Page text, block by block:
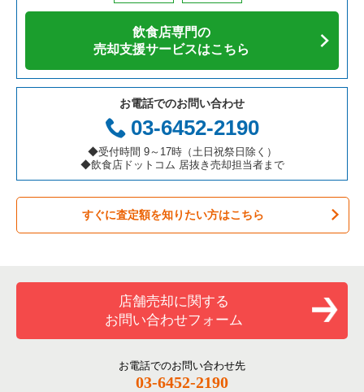
カフェの居抜き売却物件の案件一覧
テイクアウトの居抜き売却物件の案件一覧
お弁当・惣菜・デリの居抜き売却物件の案件一覧
カラオケ・パブ・スナックの居抜き売却物件の案件一覧
バーの居抜き売却物件の案件一覧
居酒屋・ダイニングバーの居抜き売却物件の案件一覧
洋食の居抜き売却物件の案件一覧
その他の居抜き売却物件の案件一覧
愛知県の飲食店の居抜き売却物件の案件一覧
岐阜県の飲食店の居抜き売却物件の案件一覧
三重県の飲食店の居抜き売却物件の案件一覧
大阪市福島区の飲食店の居抜き売却物件の案件一覧
豊中市の飲食店の居抜き売却物件の案件一覧
大阪市都島区の飲食店の居抜き売却物件の案件一覧
大阪市阿倍野区の飲食店の居抜き売却物件の案件一覧
東大阪市の飲食店の居抜き売却物件の案件一覧
吹田市の飲食店の居抜き売却物件の案件一覧
大阪市東住吉区の飲食店の居抜き売却物件の案件一覧
門真市の飲食店の居抜き売却物件の案件一覧
大阪府の焼肉の居抜き売却物件の案件一覧
大阪府の鉄板焼き・お好み焼の居抜き売却物件の案件一覧
大阪府のアジア料理の居抜き売却物件の案件一覧
大阪府のカフェの居抜き売却物件の案件一覧
大阪府のテイクアウトの居抜き売却物件の案件一覧
大阪府のお弁当・惣菜・デリの居抜き売却物件の案件一覧
大阪府のバーの居抜き売却物件の案件一覧
大阪府の居酒屋・ダイニングバーの居抜き売却物件の案件一覧
大阪府の和食の居抜き売却物件の案件一覧
飲食店専門の
売却支援サービスはこちら
お電話でのお問い合わせ
03-6452-2190
◆受付時間 9～17時（土日祝祭日除く）
◆飲食店ドットコム 居抜き売却担当者まで
すぐに査定額を知りたい方はこちら
店舗売却に関する
お問い合わせフォーム
お電話でのお問い合わせ先
03-6452-2190